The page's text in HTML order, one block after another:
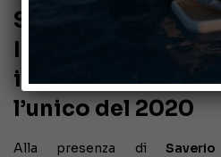
Si chiude il 60°
Internazionale di
importante del
l’unico del 2020
Alla presenza di Saverio